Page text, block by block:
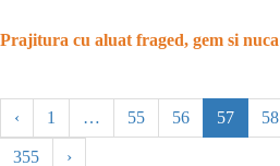
Prajitura cu aluat fraged, gem si nuca
‹ 1 … 55 56 57 58
355 ›